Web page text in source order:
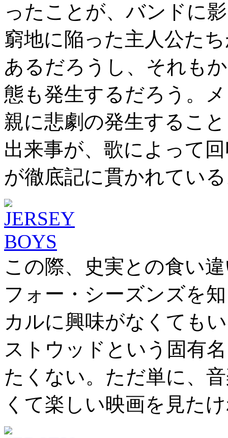
ったことが、バンドに
窮地に陥った主人公た
あるだろうし、それも
態も発生するだろう。
親に悲劇の発生するこ
出来事が、歌によって
が徹底記に貫かれてい
この際、史実との食い
フォー・シーズンズを
カルに興味がなくても
ストウッドという固有
たくない。ただ単に、
くて楽しい映画を見た